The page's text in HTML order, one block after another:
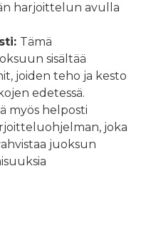
harjoittelun avulla
Tämä
sisältää
joiden teho ja kesto
edetessä.
myös helposti
joka
juoksun